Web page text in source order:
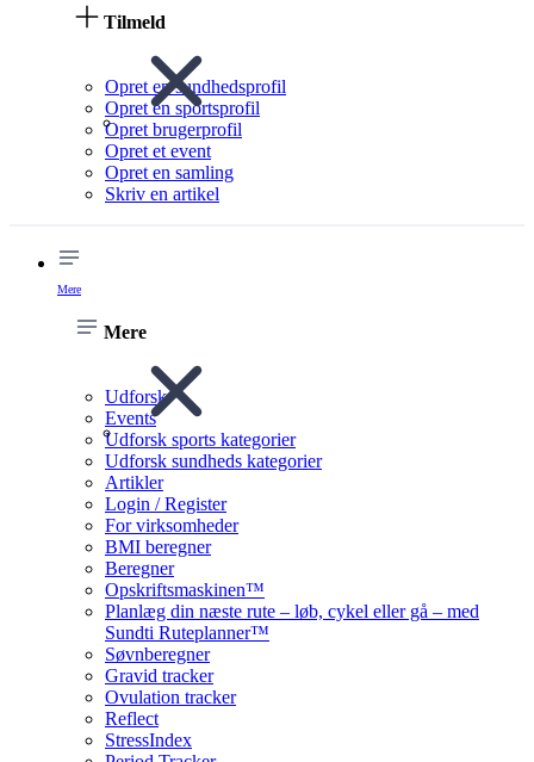
Tilmeld
Opret en sundhedsprofil
Opret en sportsprofil
Opret brugerprofil
Opret et event
Opret en samling
Skriv en artikel
Mere
Mere
Udforsk
Events
Udforsk sports kategorier
Udforsk sundheds kategorier
Artikler
Login / Register
For virksomheder
BMI beregner
Beregner
Opskriftsmaskinen™
Planlæg din næste rute – løb, cykel eller gå – med
Sundti Ruteplanner™
Søvnberegner
Gravid tracker
Ovulation tracker
Reflect
StressIndex